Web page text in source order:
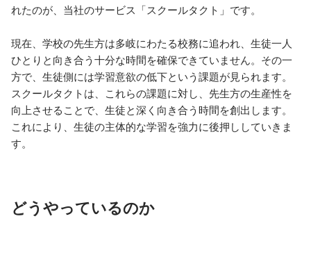
れたのが、当社のサービス「スクールタクト」です。
現在、学校の先生方は多岐にわたる校務に追われ、生徒一人
ひとりと向き合う十分な時間を確保できていません。その一
方で、生徒側には学習意欲の低下という課題が見られます。
スクールタクトは、これらの課題に対し、先生方の生産性を
向上させることで、生徒と深く向き合う時間を創出します。
これにより、生徒の主体的な学習を強力に後押ししていきま
どうやっているのか